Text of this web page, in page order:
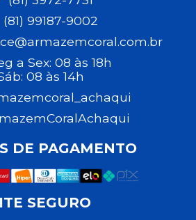
(81) 99187-9002
a Sex: 08 às 18h
08 às 14h
DE PAGAMENTO
SEGURO